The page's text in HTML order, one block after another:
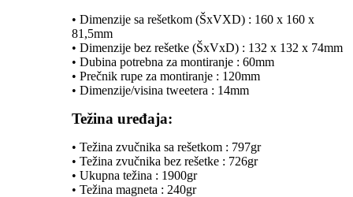
• Dimenzije sa rešetkom (ŠxVXD) : 160 x 160 x
81,5mm
• Dimenzije bez rešetke (ŠxVxD) : 132 x 132 x 74mm
• Dubina potrebna za montiranje : 60mm
• Prečnik rupe za montiranje : 120mm
• Dimenzije/visina tweetera : 14mm
Težina uređaja:
• Težina zvučnika sa rešetkom : 797gr
• Težina zvučnika bez rešetke : 726gr
• Ukupna težina : 1900gr
• Težina magneta : 240gr